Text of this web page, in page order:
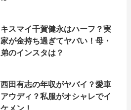
キスマイ千賀健永はハーフ？実
家が金持ち過ぎてヤバい！母・
弟のインスタは？
西田有志の年収がヤバイ？愛車
アウディ？私服がオシャレでイ
ケメン！